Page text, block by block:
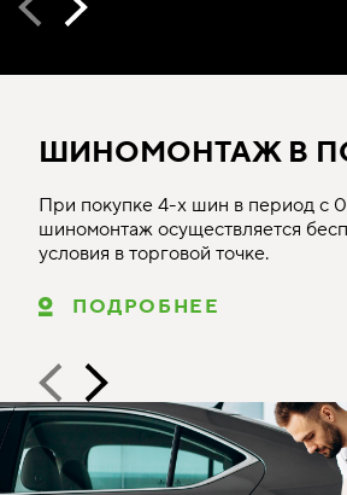
ШИНОМОНТАЖ В
При покупке 4-х шин в период с
шиномонтаж осуществляется
условия в торговой точке.
ПОДРОБНЕЕ